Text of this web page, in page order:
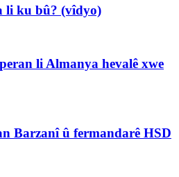
li ku bû? (vîdyo)
li Almanya hevalê xwe
Barzanî û fermandarê HSD